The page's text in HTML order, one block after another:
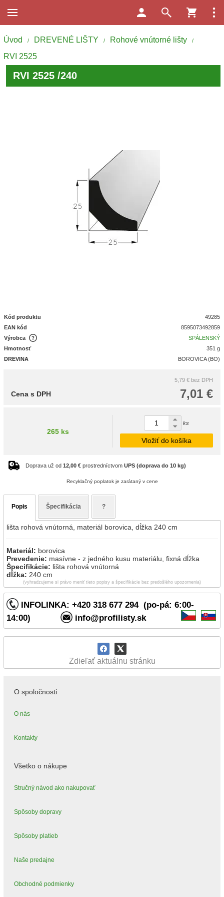
INFOLINKA: +420 318 677 294 (po-pá: 6:00-
14:00)
info@profilisty.sk
Zdieľať aktuálnu stránku
Úvod / DREVENÉ LIŠTY / Rohové vnútorné lišty /
RVI 2525
RVI 2525 /240
Kód produktu
49285
EAN kód
8595073492859
Výrobca
SPÁLENSKÝ
Hmotnosť
351 g
DREVINA
BOROVICA (BO)
5,79 € bez DPH
7,01 €
Cena s DPH
265 ks
ks
Vložiť do košíka
Doprava už od 12,00 € prostredníctvom UPS (doprava do 10 kg)
Recyklačný poplatok je zarátaný v cene
Popis Špecifikácia ?
lišta rohová vnútorná, materiál borovica, dĺžka 240 cm
Materiál: borovica
Prevedenie: masívne - z jedného kusu materiálu, fixná dĺžka
Špecifikácie: lišta rohová vnútorná
dĺžka: 240 cm
(vyhradzujeme si právo meniť tieto popisy a špecifikácie bez predošlého upozornenia)
O spoločnosti
O nás
Kontakty
Všetko o nákupe
Stručný návod ako nakupovať
Spôsoby dopravy
Spôsoby platieb
Naše predajne
Obchodné podmienky